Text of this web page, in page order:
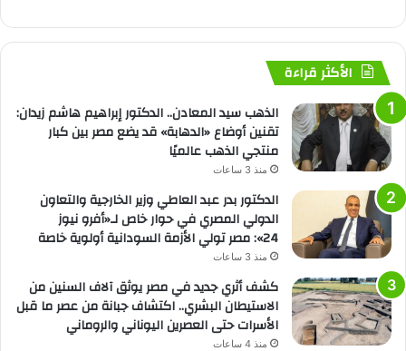
الأكثر قراءة
الذهب سيد المعادن.. الدكتور إبراهيم هاشم زيدان:
تقنين أوضاع «الدهابة» قد يضع مصر بين كبار
منتجي الذهب عالميًا
منذ 3 ساعات
الدكتور بدر عبد العاطي وزير الخارجية والتعاون
الدولي المصري في حوار خاص لـ«أفرو نيوز
24»: مصر تولي الأزمة السودانية أولوية خاصة
منذ 3 ساعات
كشف أثري جديد في مصر يوثق آلاف السنين من
الاستيطان البشري.. اكتشاف جبانة من عصر ما قبل
الأسرات حتى العصرين اليوناني والروماني
منذ 4 ساعات